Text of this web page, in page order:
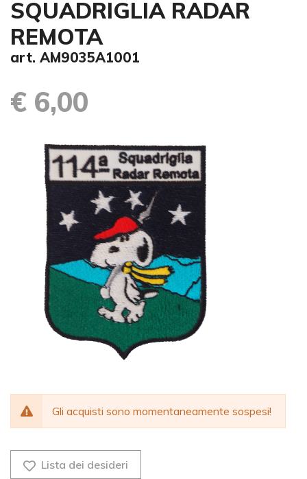
SQUADRIGLIA RADAR
REMOTA
art. AM9035A1001
€ 6,00
Gli acquisti sono momentaneamente sospesi!
Lista dei desideri